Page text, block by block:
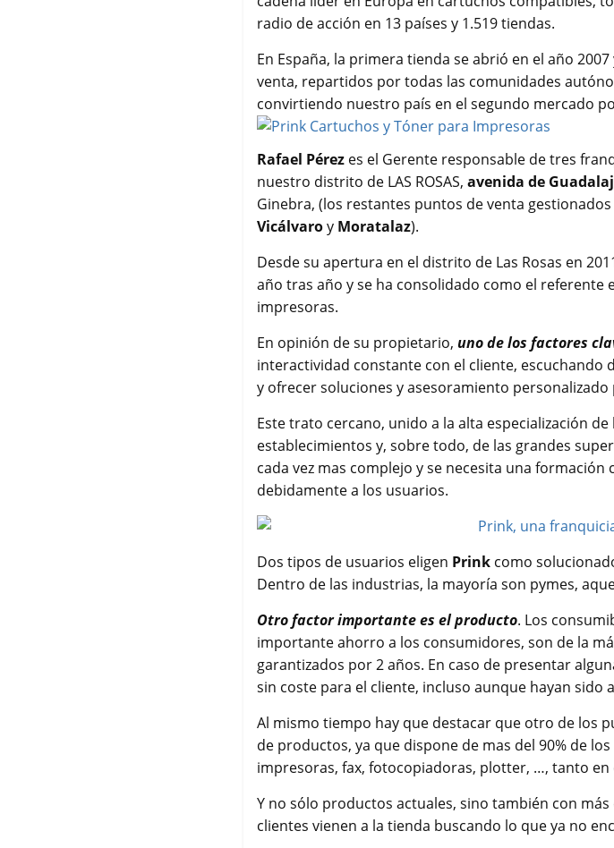
o
k
r
p
p
t
i
radio de acción en 13 países y 1.519 tiendas.
En España, la primera tienda se abrió en el año
venta, repartidos por todas las comunidades
convirtiendo nuestro país en el segundo mercado
Rafael Pérez es el Gerente responsable de tres
nuestro distrito de LAS ROSAS, avenida de
Ginebra, (los restantes puntos de venta
Vicálvaroy Moratalaz).
Desde su apertura en el distrito de Las Rosas en
año tras año y se ha consolidado como el
impresoras.
En opinión de su propietario, uno de los factores
interactividad constante con el cliente, escuchando
y ofrecer soluciones y asesoramiento
Este trato cercano, unido a la alta especialización
establecimientos y, sobre todo, de las grandes
cada vez mas complejo y se necesita una
debidamente a los usuarios.
Dos tipos de usuarios eligen Prink como
Dentro de las industrias, la mayoría son pymes,
Otro factor importante es el producto. Los
importante ahorro a los consumidores, son de la
garantizados por 2 años. En caso de presentar
sin coste para el cliente, incluso aunque hayan sido
Al mismo tiempo hay que destacar que otro de los
de productos, ya que dispone de mas del 90% de
impresoras, fax, fotocopiadoras, plotter, …, tanto
Y no sólo productos actuales, sino también con
clientes vienen a la tienda buscando lo que ya no